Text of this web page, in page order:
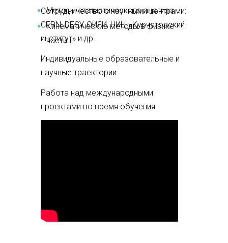
Методы статистического анализа
Кинематические методы в физике
частиц
Сотрудничество с научными центрами:
CERN, DESY, ОИЯИ, НИЦ «Курчатовский
институт» и др.
Индивидуальные образовательные и
научные траектории
Работа над международными
проектами во время обучения